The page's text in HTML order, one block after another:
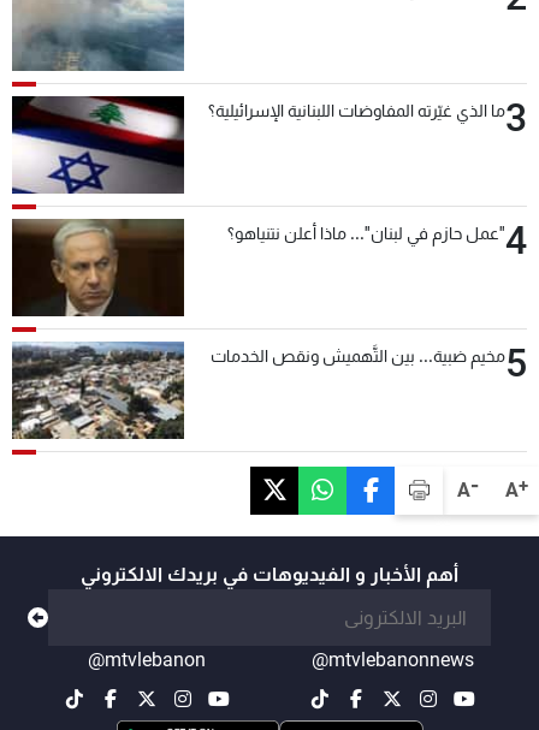
A+
A-
3ما الذي غيّرته المفاوضات اللبنانية الإسرائيلية؟
4"عمل حازم في لبنان"... ماذا أعلن نتنياهو؟
5مخيم ضبية... بين التَّهميش ونقص الخدمات
أهم الأخبار و الفيديوهات في بريدك الالكتروني
@mtvlebanonnews
@mtvlebanon